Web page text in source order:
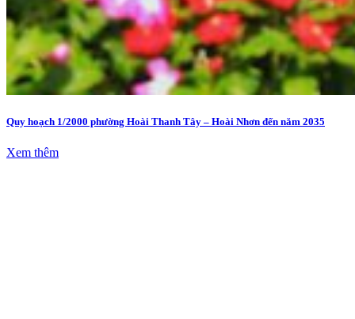
Quy hoạch 1/2000 phường Hoài Thanh Tây – Hoài Nhơn đến năm 2035
Xem thêm